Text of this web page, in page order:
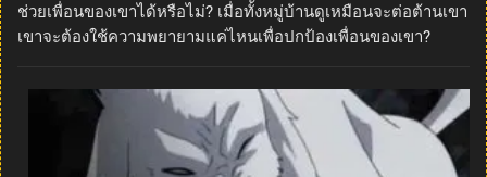
ช่วยเพื่อนของเขาได้หรือไม่? เมื่อทั้งหมู่บ้านดูเหมือนจะต่อต้านเขา
เขาจะต้องใช้ความพยายามแค่ไหนเพื่อปกป้องเพื่อนของเขา?